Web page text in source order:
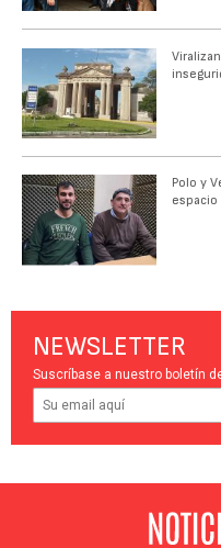
Polo y
NEWSLETTER
Suscríbase a nuestro boletín